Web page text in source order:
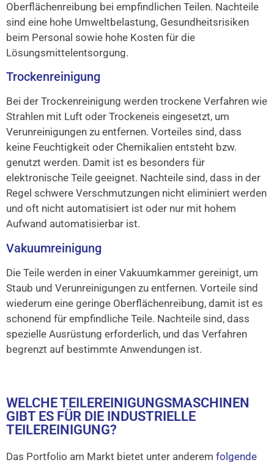
Oberflächenreibung bei empfindlichen Teilen. Nachteile
sind eine hohe Umweltbelastung, Gesundheitsrisiken
beim Personal sowie hohe Kosten für die
Lösungsmittelentsorgung.
Trockenreinigung
Bei der Trockenreinigung werden trockene Verfahren wie
Strahlen mit Luft oder Trockeneis eingesetzt, um
Verunreinigungen zu entfernen. Vorteiles sind, dass
keine Feuchtigkeit oder Chemikalien entsteht bzw.
genutzt werden. Damit ist es besonders für
elektronische Teile geeignet. Nachteile sind, dass in der
Regel schwere Verschmutzungen nicht eliminiert werden
und oft nicht automatisiert ist oder nur mit hohem
Aufwand automatisierbar ist.
Vakuumreinigung
Die Teile werden in einer Vakuumkammer gereinigt, um
Staub und Verunreinigungen zu entfernen. Vorteile sind
wiederum eine geringe Oberflächenreibung, damit ist es
schonend für empfindliche Teile. Nachteile sind, dass
spezielle Ausrüstung erforderlich, und das Verfahren
begrenzt auf bestimmte Anwendungen ist.
WELCHE TEILEREINIGUNGSMASCHINEN
GIBT ES FÜR DIE INDUSTRIELLE
TEILEREINIGUNG?
Das Portfolio am Markt bietet unter anderem folgende